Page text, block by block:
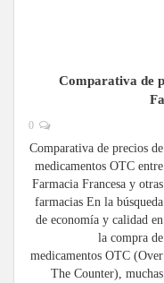
Comparativa de
Comparativa de precios de
medicamentos OTC entre
Farmacia Francesa y otras
farmacias En la búsqueda
de economía y calidad en
la compra de
medicamentos OTC (Over
The Counter), muchas